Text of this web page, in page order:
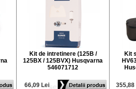
Kit de intretinere (125B /
125BX / 125BVX) Husqvarna
546071712
66,09 Lei
Kit
355,88